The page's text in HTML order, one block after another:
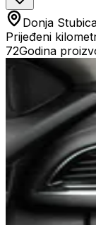
Donja
Prijeđeni
72Godina